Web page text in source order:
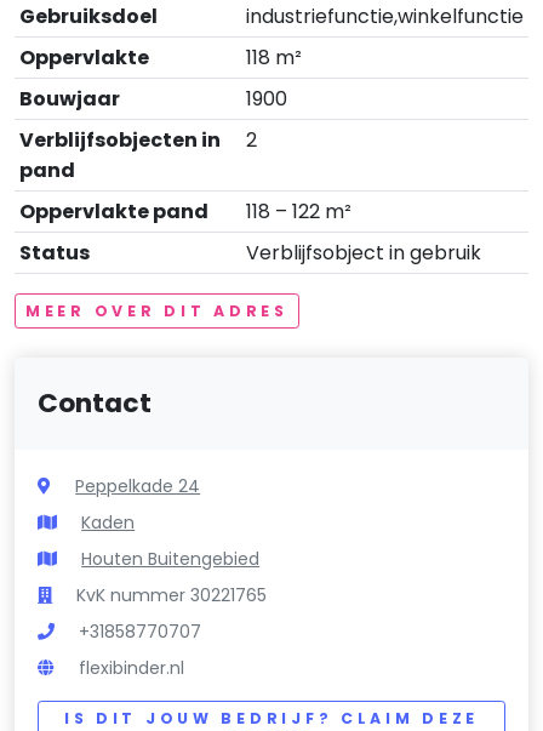
Gebruiksdoel
industriefunctie,winkelfunctie
Oppervlakte
118 m²
Bouwjaar
1900
Verblijfsobjecten in
pand
2
Oppervlakte pand
118 – 122 m²
Status
Verblijfsobject in gebruik
MEER OVER DIT ADRES
Contact
Peppelkade 24
Kaden
Houten Buitengebied
KvK nummer 30221765
+31858770707
flexibinder.nl
IS DIT JOUW BEDRIJF? CLAIM DEZE